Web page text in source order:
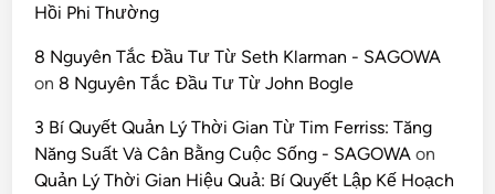
Hồi Phi Thường
8 Nguyên Tắc Đầu Tư Từ Seth Klarman - SAGOWA
on 8 Nguyên Tắc Đầu Tư Từ John Bogle
3 Bí Quyết Quản Lý Thời Gian Từ Tim Ferriss: Tăng
Năng Suất Và Cân Bằng Cuộc Sống - SAGOWA on
Quản Lý Thời Gian Hiệu Quả: Bí Quyết Lập Kế Hoạch